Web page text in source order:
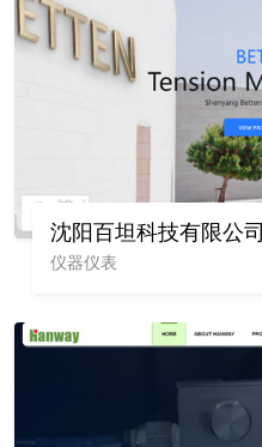
沈阳百坦科技有限公司
仪器仪表